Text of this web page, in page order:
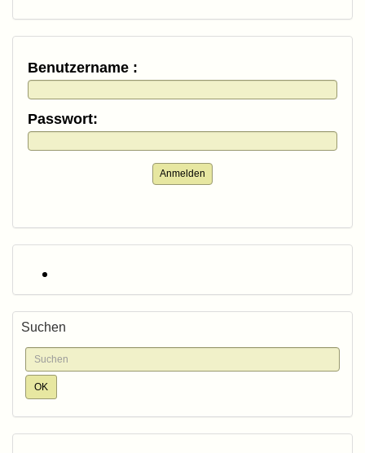
Benutzername :
Passwort:
Anmelden
Suchen